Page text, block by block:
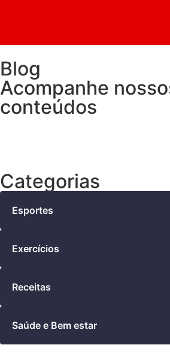
Blog
Acompanhe
conteúdos
Categorias
Esportes
Exercícios
Receitas
Saúde e Bem estar